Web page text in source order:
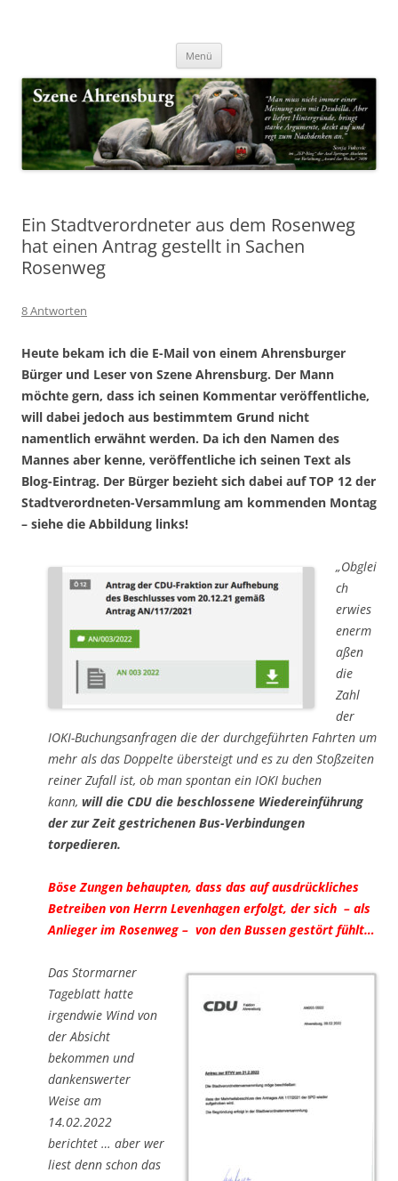
Szene Ahrensburg
Menü
Ein Stadtverordneter aus dem Rosenweg
hat einen Antrag gestellt in Sachen
Rosenweg
8 Antworten
Heute bekam ich die E-Mail von einem Ahrensburger
Bürger und Leser von Szene Ahrensburg. Der Mann
möchte gern, dass ich seinen Kommentar veröffentliche,
will dabei jedoch aus bestimmtem Grund nicht
namentlich erwähnt werden. Da ich den Namen des
Mannes aber kenne, veröffentliche ich seinen Text als
Blog-Eintrag. Der Bürger bezieht sich dabei auf TOP 12 der
Stadtverordneten-Versammlung am kommenden Montag
– siehe die Abbildung links!
„Obglei
ch
erwies
enerm
aßen
die
Zahl
der
IOKI-Buchungsanfragen die der durchgeführten Fahrten um
mehr als das Doppelte übersteigt und es zu den Stoßzeiten
reiner Zufall ist, ob man spontan ein IOKI buchen
kann, will die CDU die beschlossene Wiedereinführung
der zur Zeit gestrichenen Bus-Verbindungen
torpedieren.
Böse Zungen behaupten, dass das auf ausdrückliches
Betreiben von Herrn Levenhagen erfolgt, der sich – als
Anlieger im Rosenweg – von den Bussen gestört fühlt…
Das Stormarner
Tageblatt hatte
irgendwie Wind von
der Absicht
bekommen und
dankenswerter
Weise am
14.02.2022
berichtet … aber wer
liest denn schon das